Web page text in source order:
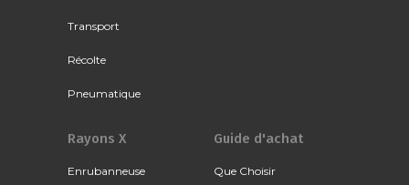
Transport
Récolte
Pneumatique
Rayons X
Enrubanneuse
Guide d'achat
Que Choisir